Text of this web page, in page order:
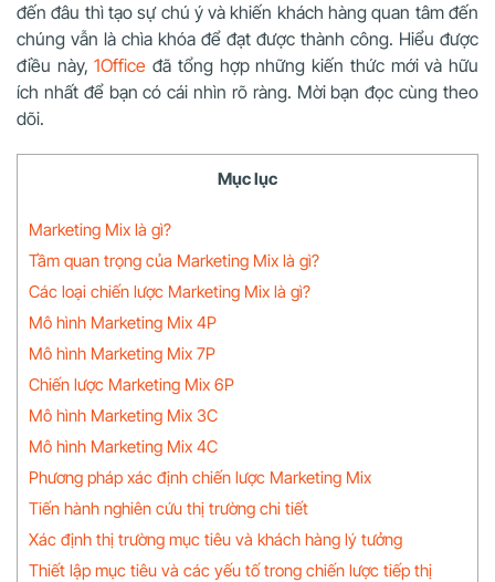
đến đâu thì tạo sự chú ý và khiến khách hàng quan tâm đến
chúng vẫn là chìa khóa để đạt được thành công. Hiểu được
điều này,1Office đã tổng hợp những kiến thức mới và hữu
ích nhất để bạn có cái nhìn rõ ràng. Mời bạn đọc cùng theo
dõi.
Mục lục
Marketing Mix là gì?
Tầm quan trọng của Marketing Mix là gì?
Các loại chiến lược Marketing Mix là gì?
Mô hình Marketing Mix 4P
Mô hình Marketing Mix 7P
Chiến lược Marketing Mix 6P
Mô hình Marketing Mix 3C
Mô hình Marketing Mix 4C
Phương pháp xác định chiến lược Marketing Mix
Tiến hành nghiên cứu thị trường chi tiết
Xác định thị trường mục tiêu và khách hàng lý tưởng
Thiết lập mục tiêu và các yếu tố trong chiến lược tiếp thị